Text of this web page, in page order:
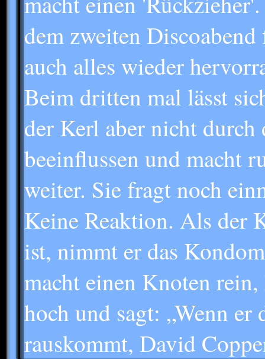
dem zweiten
auch alles wieder
Beim dritten mal lässt
der Kerl aber nicht durch
beeinflussen und macht
weiter. Sie fragt noch
Keine Reaktion. Als der
ist, nimmt er das
macht einen Knoten rein,
hoch und sagt: „Wenn er
rauskommt, David